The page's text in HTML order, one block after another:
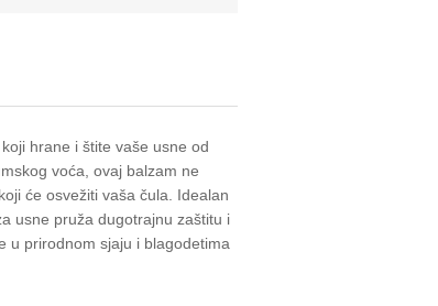
hrane i štite vaše usne od
voća, ovaj balzam ne
će osvežiti vaša čula. Idealan
usne pruža dugotrajnu zaštitu i
u prirodnom sjaju i blagodetima